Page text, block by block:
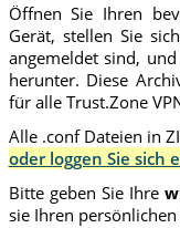
Öffnen Sie Ihren
Gerät, stellen Sie
angemeldet sind,
herunter. Diese
für alle Trust.Zone
Alle .conf Dateien in
oder loggen Sie sich
Bitte geben Sie Ihre
sie Ihren